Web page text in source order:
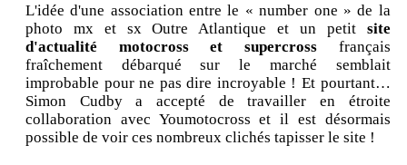
L'idée d'une association entre le « number one » de la
photo mx et sx Outre Atlantique et un petit site
d'actualité motocross et supercrossfrançais
fraîchement débarqué sur le marché semblait
improbable pour ne pas dire incroyable ! Et pourtant…
Simon Cudby a accepté de travailler en étroite
collaboration avec Youmotocross et il est désormais
possible de voir ces nombreux clichés tapisser le site !